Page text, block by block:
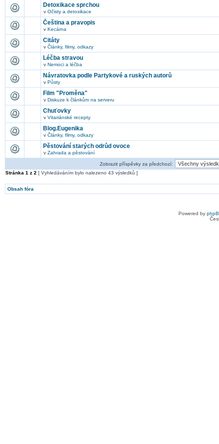
Detoxikace sprchou
v Očisty a detoxikace
Čeština a pravopis
v Kecárna
Citáty
v Články, filmy, odkazy
Léčba stravou
v Nemoci a léčba
Návratovka podle Partykové a ruských autorů
v Půsty
Film "Proměna"
v Diskuze k článkům na serveru
Chuťovky
v Vitariánské recepty
Blog.Eugenika
v Články, filmy, odkazy
Pěstování starých odrůd ovoce
v Zahrada a pěstování
Zobrazit příspěvky za předchozí:
Stránka 1 z 2 [ Vyhledáváním bylo nalezeno 43 výsledků ]
Obsah fóra
Powered by